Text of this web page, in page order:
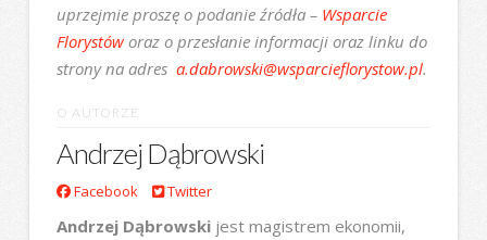
uprzejmie proszę o podanie źródła – Wsparcie
Florystóworaz o przesłanie informacji oraz linku do
strony na adres a.dabrowski@wsparcieflorystow.pl.
O AUTORZE
Andrzej Dąbrowski
Facebook Twitter
Andrzej Dąbrowskijest magistrem ekonomii,